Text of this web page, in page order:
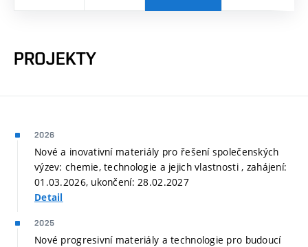
PROJEKTY
2026
Nové a inovativní materiály pro řešení společenských
výzev: chemie, technologie a jejich vlastnosti , zahájení:
01.03.2026, ukončení: 28.02.2027
Detail
2025
Nové progresivní materiály a technologie pro budoucí